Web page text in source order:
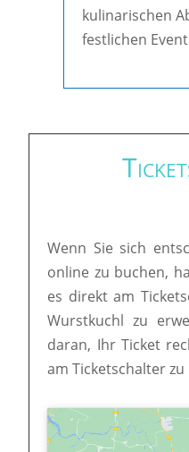
kulinarischen
festlichen
Wenn Sie sich
online zu buchen,
es direkt am
Wurstkuchl zu
daran, Ihr Ticket
am Ticketschalter zu